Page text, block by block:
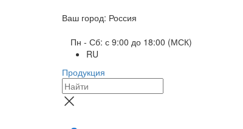
Ваш город: Россия
Пн - Сб: с 9:00 до 18:00 (МСК)
RU
Продукция